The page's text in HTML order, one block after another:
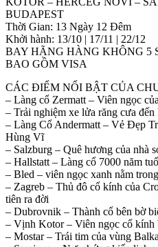
BUDAPEST
Thời Gian: 13 Ngày 12 Đêm
Khởi hành: 13/10 | 17/11 | 22/12
BAY HÃNG HÀNG KHÔNG 5
BAO GỒM VISA
CÁC ĐIỂM NỔI BẬT CỦA
– Làng cổ Zermatt – Viên ngọc
– Trải nghiệm xe lửa răng cưa
– Làng Cổ Andermatt – Vẻ Đẹp
Hùng Vĩ
– Salzburg – Quê hương của nhà
– Hallstatt – Làng cổ 7000 năm
– Bled – viên ngọc xanh nằm
– Zagreb – Thủ đô cổ kính của
tiên ra đời
– Dubrovnik – Thành cổ bên bờ
– Vịnh Kotor – Viên ngọc cổ kính
– Mostar – Trái tim của vùng